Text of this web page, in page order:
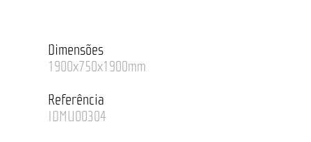
Dimensões
1900x750x1900mm
Referência
IDMU00304